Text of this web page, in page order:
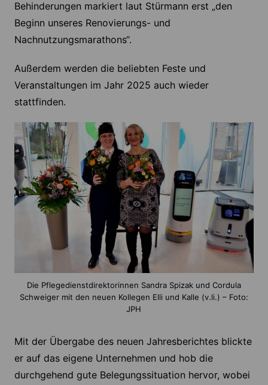
Behinderungen markiert laut Stürmann erst „den
Beginn unseres Renovierungs- und
Nachnutzungsmarathons“.
Außerdem werden die beliebten Feste und
Veranstaltungen im Jahr 2025 auch wieder
stattfinden.
Die Pflegedienstdirektorinnen Sandra Spizak und Cordula
Schweiger mit den neuen Kollegen Elli und Kalle (v.li.) – Foto:
JPH
Mit der Übergabe des neuen Jahresberichtes blickte
er auf das eigene Unternehmen und hob die
durchgehend gute Belegungssituation hervor, wobei